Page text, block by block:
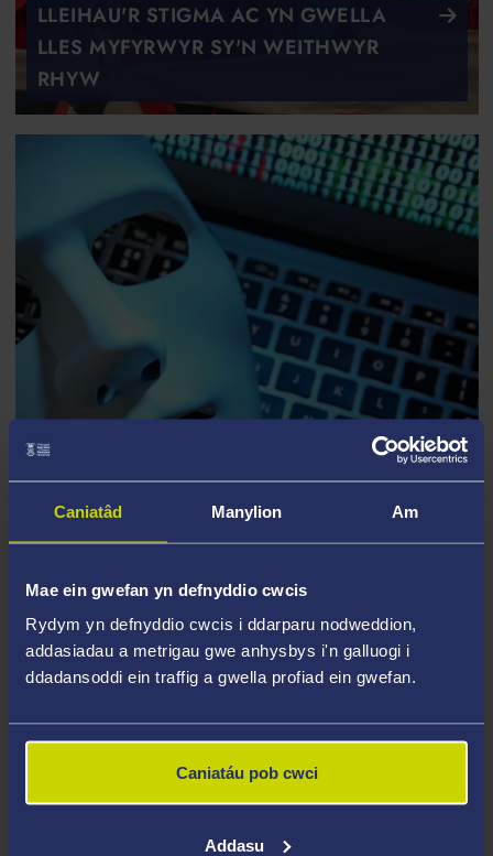
Caniatâd Manylion Am
Mae ein gwefan yn defnyddio cwcis
Rydym yn defnyddio cwcis i ddarparu nodweddion,
addasiadau a metrigau gwe anhysbys i'n galluogi i
ddadansoddi ein traffig a gwella profiad ein gwefan.
Caniatáu pob cwci
Addasu
LLEIHAU'R STIGMA AC YN GWELLA
LLES MYFYRWYR SY'N WEITHWYR
RHYW
MYND I'R AFAEL Â
GWEITHGAREDDAU AR-LEIN
TERFYSGWYR
CYTREC